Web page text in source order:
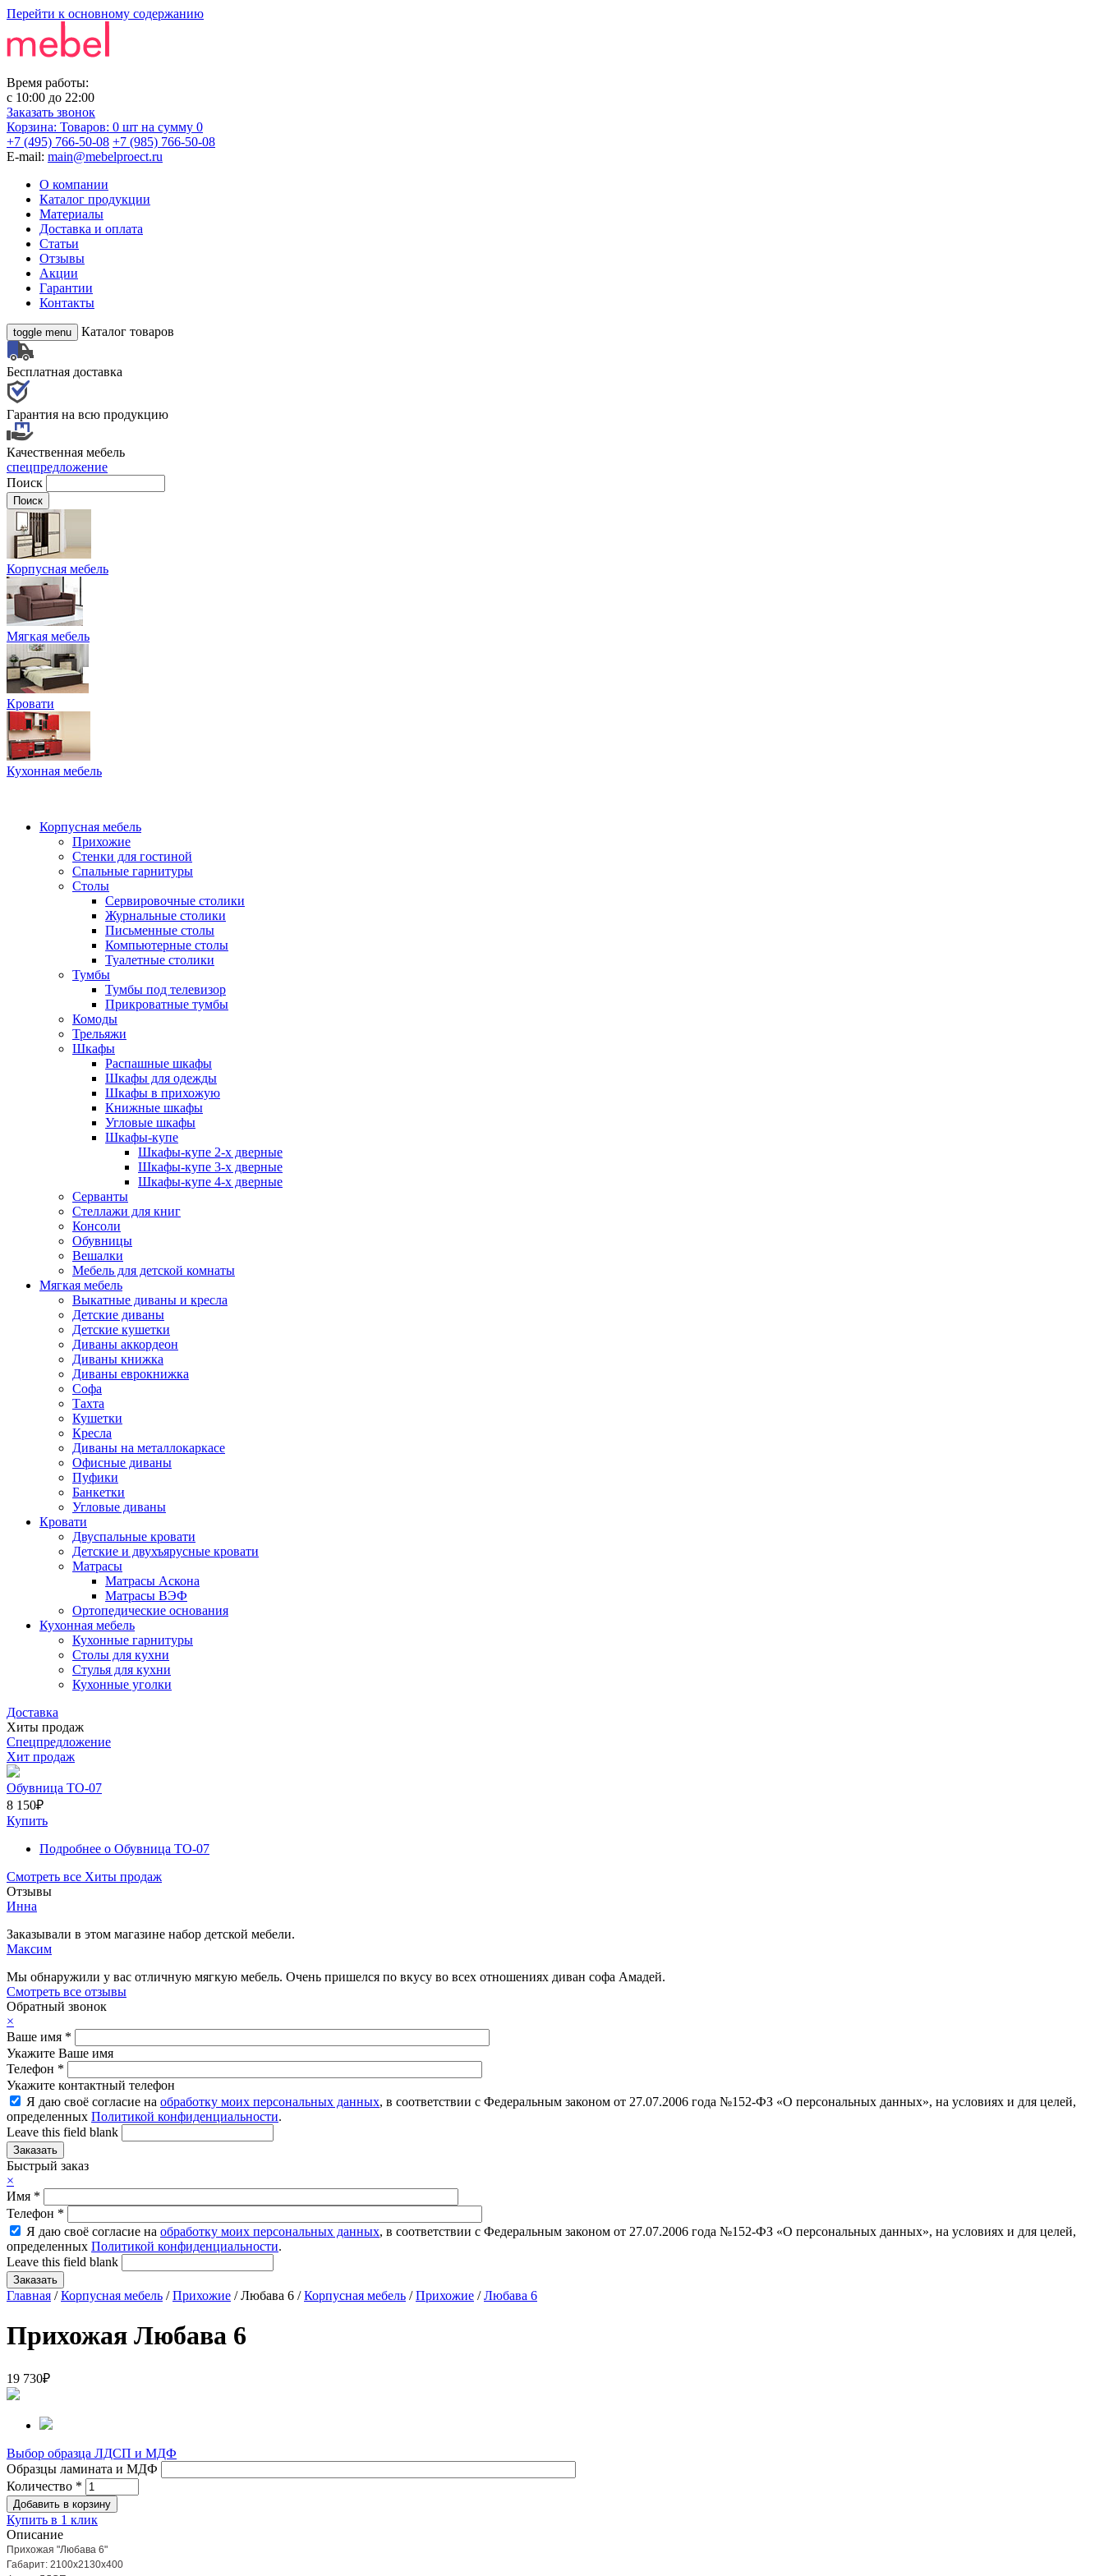
Перейти к основному содержанию
Время работы:
с 10:00 до 22:00
Заказать звонок
Корзина: Товаров: 0 шт на сумму 0
+7 (495) 766-50-08 +7 (985) 766-50-08
E-mail: main@mebelproect.ru
О компании
Каталог продукции
Материалы
Доставка и оплата
Статьи
Отзывы
Акции
Гарантии
Контакты
toggle menu Каталог товаров
Бесплатная доставка
Гарантия на всю продукцию
Качественная мебель
спецпредложение
Поиск
Корпусная мебель
Мягкая мебель
Кровати
Кухонная мебель
Корпусная мебель
Прихожие
Стенки для гостиной
Спальные гарнитуры
Столы
Сервировочные столики
Журнальные столики
Письменные столы
Компьютерные столы
Туалетные столики
Тумбы
Тумбы под телевизор
Прикроватные тумбы
Комоды
Трельяжи
Шкафы
Распашные шкафы
Шкафы для одежды
Шкафы в прихожую
Книжные шкафы
Угловые шкафы
Шкафы-купе
Шкафы-купе 2-x дверные
Шкафы-купе 3-х дверные
Шкафы-купе 4-х дверные
Серванты
Стеллажи для книг
Консоли
Обувницы
Вешалки
Мебель для детской комнаты
Мягкая мебель
Выкатные диваны и кресла
Детские диваны
Детские кушетки
Диваны аккордеон
Диваны книжка
Диваны еврокнижка
Софа
Тахта
Кушетки
Кресла
Диваны на металлокаркасе
Офисные диваны
Пуфики
Банкетки
Угловые диваны
Кровати
Двуспальные кровати
Детские и двухъярусные кровати
Матрасы
Матрасы Аскона
Матрасы ВЭФ
Ортопедические основания
Кухонная мебель
Кухонные гарнитуры
Столы для кухни
Стулья для кухни
Кухонные уголки
Доставка
Хиты продаж
Спецпредложение
Хит продаж
Обувница ТО-07
8 150₽
Купить
Подробнее о Обувница ТО-07
Смотреть все Хиты продаж
Отзывы
Инна
Заказывали в этом магазине набор детской мебели.
Максим
Мы обнаружили у вас отличную мягкую мебель. Очень пришелся по вкусу во всех отношениях диван софа Амадей.
Смотреть все отзывы
Обратный звонок
×
Ваше имя *
Укажите Ваше имя
Телефон *
Укажите контактный телефон
Я даю своё согласие на обработку моих персональных данных, в соответствии с Федеральным законом от 27.07.2006 года №152-ФЗ «О персональных данных», на условиях и для целей,
определенных Политикой конфиденциальности.
Leave this field blank
Быстрый заказ
×
Имя *
Телефон *
Я даю своё согласие на обработку моих персональных данных, в соответствии с Федеральным законом от 27.07.2006 года №152-ФЗ «О персональных данных», на условиях и для целей,
определенных Политикой конфиденциальности.
Leave this field blank
Главная /Корпусная мебель /Прихожие / Любава 6 /Корпусная мебель /Прихожие /Любава 6
Прихожая Любава 6
19 730₽
Выбор образца ЛДСП и МДФ
Образцы ламината и МДФ
Количество *
Купить в 1 клик
Описание
Прихожая "Любава 6"
Габарит: 2100x2130x400